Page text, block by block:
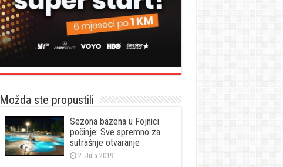
Možda ste propustili
Sezona bazena u Fojnici
počinje: Sve spremno za
sutrašnje otvaranje
2. Jula 2019.